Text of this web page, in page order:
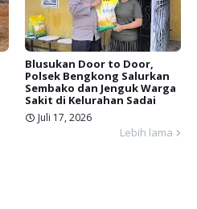
Blusukan Door to Door,
Polsek Bengkong Salurkan
Sembako dan Jenguk Warga
Sakit di Kelurahan Sadai
Juli 17, 2026
Lebih lama